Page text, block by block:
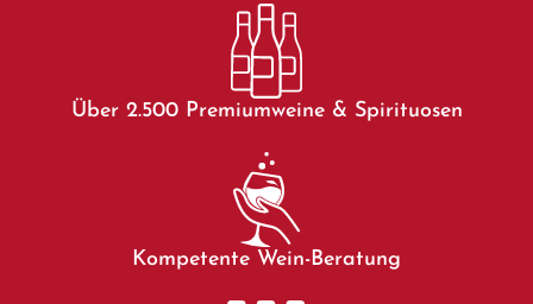
Über 2.500 Premiumweine & Spirituosen
Kompetente Wein-Beratung